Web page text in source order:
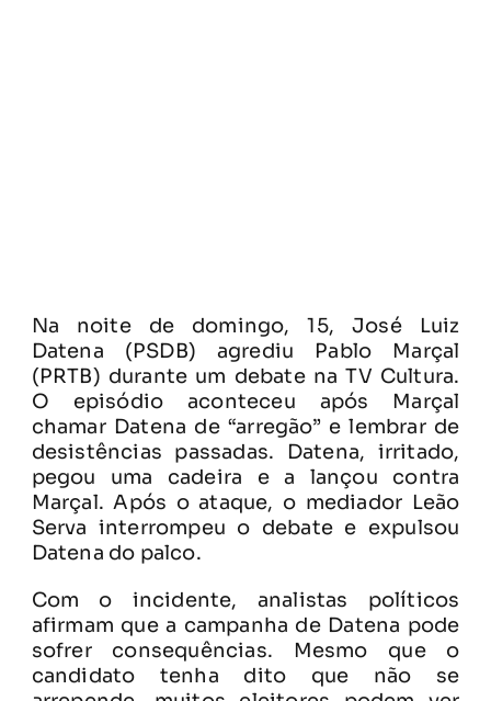
Na noite de domingo, 15, José Luiz
Datena (PSDB) agrediu Pablo Marçal
(PRTB) durante um debate na TV Cultura.
O episódio aconteceu após Marçal
chamar Datena de “arregão” e lembrar de
desistências passadas. Datena, irritado,
pegou uma cadeira e a lançou contra
Marçal. Após o ataque, o mediador Leão
Serva interrompeu o debate e expulsou
Datena do palco.
Com o incidente, analistas políticos
afirmam que a campanha de Datena pode
sofrer consequências. Mesmo que o
candidato tenha dito que não se